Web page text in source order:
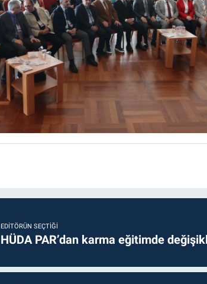
EDITÖRÜN SEÇTIĞI
HÜDA PAR’dan karma eğitimde